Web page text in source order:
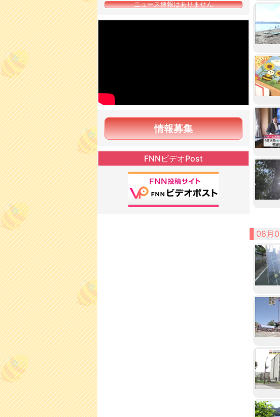
08月
ニュース速報はありません
情報募集
FNNビデオPost